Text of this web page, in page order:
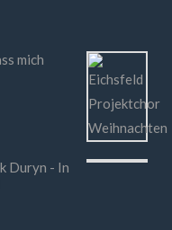
mich
Duryn - In